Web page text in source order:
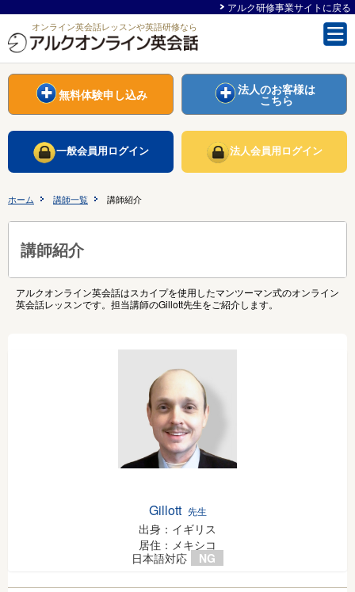
アルク研修事業サイトに戻る
オンライン英会話レッスンや英語研修なら
無料体験申し込み 法人のお客様は
こちら
一般会員用ログイン 法人会員用ログイン
ホーム 講師一覧 講師紹介
講師紹介
アルクオンライン英会話はスカイプを使用したマンツーマン式のオンライン
英会話レッスンです。担当講師のGillott先生をご紹介します。
Gillott 先生
出身：イギリス
居住：メキシコ
日本語対応
NG